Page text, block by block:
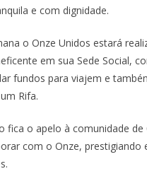
e com dignidade.
o Onze Unidos estará
em sua Sede Social,
fundos para viajem e
Rifa.
fica o apelo à comunidade de
com o Onze, prestigiando